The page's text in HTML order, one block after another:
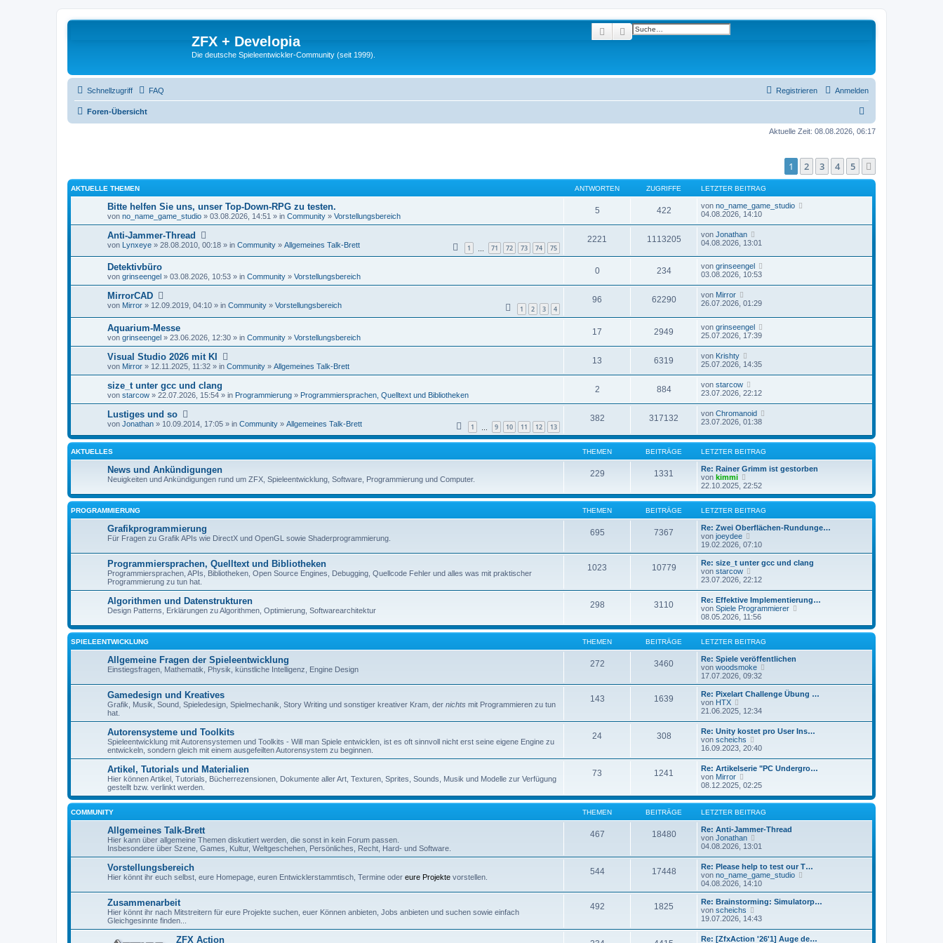
ZFX + Developia
Die deutsche Spieleentwickler-Community (seit 1999).
SucheErweiterte Suche
Schnellzugriff FAQ Anmelden
Registrieren
Foren-Übersicht
u
h
e
Aktuelle Zeit: 08.08.2026, 06:17
1 2 3 4 5
AKTUELLE THEMEN ANTWORTEN ZUGRIFFE LETZTER BEITRAG
Bitte helfen Sie uns, unser Top-Down-RPG zu testen.
von no_name_game_studio » 03.08.2026, 14:51 » in Community » Vorstellungsbereich
5 422 von no_name_game_studio
04.08.2026, 14:10
Anti-Jammer-Thread
1 71 72 73 74 75
von Lynxeye » 28.08.2010, 00:18 » in Community » Allgemeines Talk-Brett
2221 1113205 von Jonathan
04.08.2026, 13:01
Detektivbüro
von grinseengel » 03.08.2026, 10:53 » in Community » Vorstellungsbereich
0 234 von grinseengel
03.08.2026, 10:53
MirrorCAD
1 2 3 4
von Mirror » 12.09.2019, 04:10 » in Community » Vorstellungsbereich
96 62290 von Mirror
26.07.2026, 01:29
Aquarium-Messe
von grinseengel » 23.06.2026, 12:30 » in Community » Vorstellungsbereich
17 2949 von grinseengel
25.07.2026, 17:39
Visual Studio 2026 mit KI
von Mirror » 12.11.2025, 11:32 » in Community » Allgemeines Talk-Brett
13 6319 von Krishty
25.07.2026, 14:35
size_t unter gcc und clang
von starcow » 22.07.2026, 15:54 » in Programmierung » Programmiersprachen, Quelltext und Bibliotheken
2 884 von starcow
23.07.2026, 22:12
Lustiges und so
1 9 10 11 12 13
von Jonathan » 10.09.2014, 17:05 » in Community » Allgemeines Talk-Brett
382 317132 von Chromanoid
23.07.2026, 01:38
AKTUELLES THEMEN BEITRÄGE LETZTER BEITRAG
News und Ankündigungen
Neuigkeiten und Ankündigungen rund um ZFX, Spieleentwicklung, Software, Programmierung und Computer.
229 1331
Re: Rainer Grimm ist gestorben
von kimmi
e
u
e
s
t
e
r
B
e
i
t
r
22.10.2025, 22:52
PROGRAMMIERUNG THEMEN BEITRÄGE LETZTER BEITRAG
Grafikprogrammierung
Für Fragen zu Grafik APIs wie DirectX und OpenGL sowie Shaderprogrammierung.
695 7367
Re: Zwei Oberflächen-Rundunge…
von joeydee
e
u
e
t
B
e
i
t
a
19.02.2026, 07:10
Programmiersprachen, Quelltext und Bibliotheken
Programmiersprachen, APIs, Bibliotheken, Open Source Engines, Debugging, Quellcode Fehler und alles was mit praktischer
Programmierung zu tun hat.
1023 10779
Re: size_t unter gcc und clang
von starcow
e
s
t
e
r
B
e
i
t
r
a
23.07.2026, 22:12
Algorithmen und Datenstrukturen
Design Patterns, Erklärungen zu Algorithmen, Optimierung, Softwarearchitektur
298 3110
Re: Effektive Implementierung…
von Spiele Programmierer
u
e
t
e
i
08.05.2026, 11:56
SPIELEENTWICKLUNG THEMEN BEITRÄGE LETZTER BEITRAG
Allgemeine Fragen der Spieleentwicklung
Einstiegsfragen, Mathematik, Physik, künstliche Intelligenz, Engine Design
272 3460
Re: Spiele veröffentlichen
von woodsmoke
u
e
B
t
r
17.07.2026, 09:32
Gamedesign und Kreatives
Grafik, Musik, Sound, Spieledesign, Spielmechanik, Story Writing und sonstiger kreativer Kram, der nichts mit Programmieren zu tun
hat.
143 1639
Re: Pixelart Challenge Übung …
von HTX
e
s
t
e
r
B
e
t
r
a
g
21.06.2025, 12:34
Autorensysteme und Toolkits
Spieleentwicklung mit Autorensystemen und Toolkits - Will man Spiele entwicklen, ist es oft sinnvoll nicht erst seine eigene Engine zu
entwickeln, sondern gleich mit einem ausgefeilten Autorensystem zu beginnen.
24 308
Re: Unity kostet pro User Ins…
von scheichs
e
e
s
t
e
r
B
e
i
t
a
g
16.09.2023, 20:40
Artikel, Tutorials und Materialien
Hier können Artikel, Tutorials, Bücherrezensionen, Dokumente aller Art, Texturen, Sprites, Sounds, Musik und Modelle zur Verfügung
gestellt bzw. verlinkt werden.
73 1241
Re: Artikelserie "PC Undergro…
von Mirror
e
e
s
t
e
r
B
i
t
r
a
g
08.12.2025, 02:25
COMMUNITY THEMEN BEITRÄGE LETZTER BEITRAG
Allgemeines Talk-Brett
Hier kann über allgemeine Themen diskutiert werden, die sonst in kein Forum passen.
Insbesondere über Szene, Games, Kultur, Weltgeschehen, Persönliches, Recht, Hard- und Software.
467 18480
Re: Anti-Jammer-Thread
von Jonathan
e
e
s
t
e
B
i
t
r
04.08.2026, 13:01
Vorstellungsbereich
Hier könnt ihr euch selbst, eure Homepage, euren Entwicklerstammtisch, Termine oder eure Projekte vorstellen.
544 17448
Re: Please help to test our T…
von no_name_game_studio
u
e
04.08.2026, 14:10
Zusammenarbeit
Hier könnt ihr nach Mitstreitern für eure Projekte suchen, euer Können anbieten, Jobs anbieten und suchen sowie einfach
Gleichgesinnte finden...
492 1825
Re: Brainstorming: Simulatorp…
von scheichs
e
e
19.07.2026, 14:43
ZFX Action
Re: [ZfxAction '26'1] Auge de…